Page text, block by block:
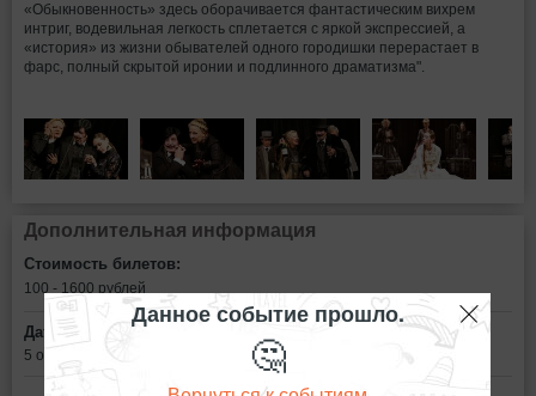
«Обыкновенность» здесь оборачивается фантастическим вихрем
интриг, водевильная легкость сплетается с яркой экспрессией, а
«история» из жизни обывателей одного городишки перерастает в
фарс, полный скрытой иронии и подлинного драматизма".
Дополнительная информация
Стоимость билетов:
100 - 1600 рублей
Дата:
5 октября в 18:00
Данное событие прошло.
🤔